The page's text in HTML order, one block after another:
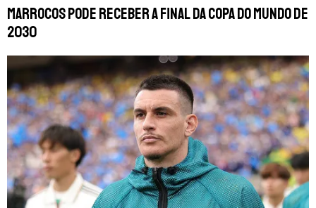
Marrocos pode receber a final da Copa do Mundo de
2030